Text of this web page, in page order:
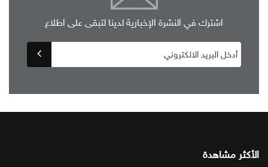
اشترك في النشرة الإخبارية لدينا لتبقى على اطلاع
الأكثر مشاهدة